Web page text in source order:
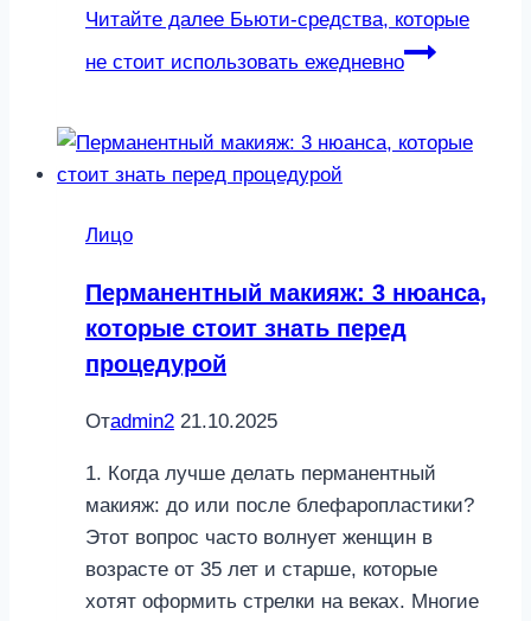
Читайте далее Бьюти-средства, которые
не стоит использовать ежедневно
Лицо
Перманентный макияж: 3 нюанса,
которые стоит знать перед
процедурой
Отadmin2 21.10.2025
1. Когда лучше делать перманентный
макияж: до или после блефаропластики?
Этот вопрос часто волнует женщин в
возрасте от 35 лет и старше, которые
хотят оформить стрелки на веках. Многие